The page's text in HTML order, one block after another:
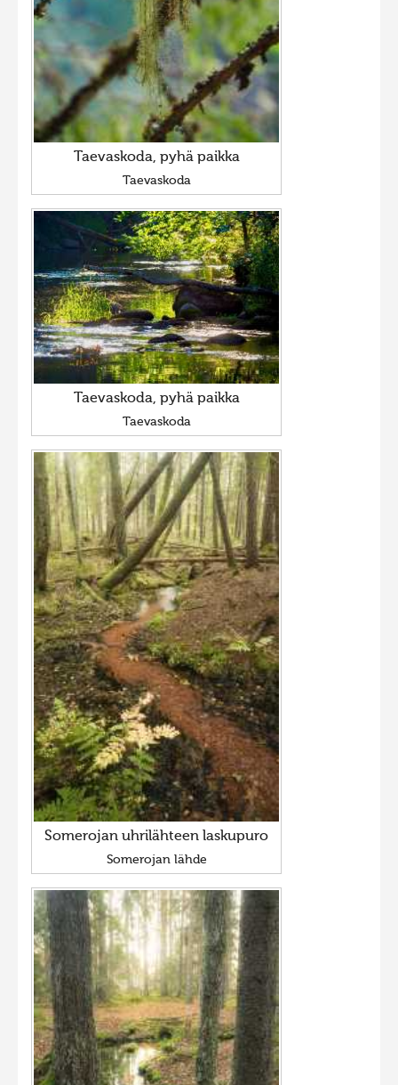
Taevaskoda, pyhä paikka
Taevaskoda
Taevaskoda, pyhä paikka
Taevaskoda
Somerojan uhrilähteen laskupuro
Somerojan lähde